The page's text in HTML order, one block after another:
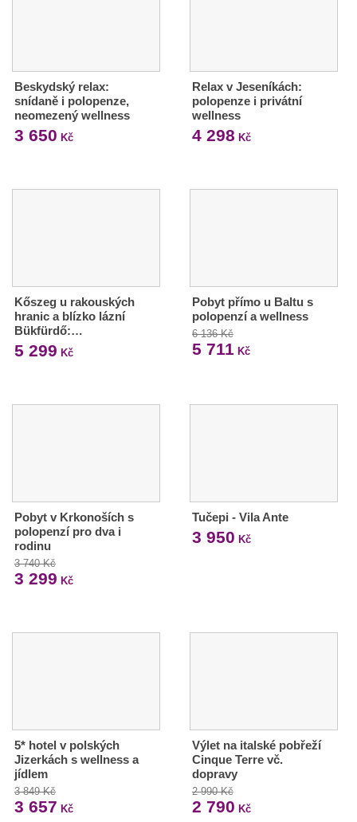
Beskydský relax:
snídaně i polopenze,
neomezený wellness
3 650 Kč
Relax v Jeseníkách:
polopenze i privátní
wellness
4 298 Kč
Kőszeg u rakouských
hranic a blízko lázní
Bükfürdő:…
5 299 Kč
Pobyt přímo u Baltu s
polopenzí a wellness
6 136 Kč
5 711 Kč
Pobyt v Krkonoších s
polopenzí pro dva i
rodinu
3 740 Kč
3 299 Kč
Tučepi - Vila Ante
3 950 Kč
5* hotel v polských
Jizerkách s wellness a
jídlem
3 849 Kč
3 657 Kč
Výlet na italské pobřeží
Cinque Terre vč.
dopravy
2 990 Kč
2 790 Kč